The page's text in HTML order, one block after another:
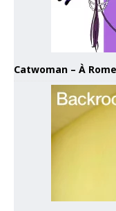
Catwoman – À